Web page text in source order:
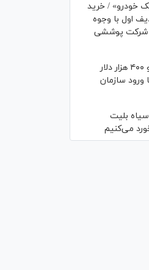
خودرو» / خرید
اول با وجوه
شرکت پوششی
جلوگیری از پرداخت ۳ میلیون و ۴۰۰ هزار دلار
سازمان
سیاه بلیت
می‌کنیم